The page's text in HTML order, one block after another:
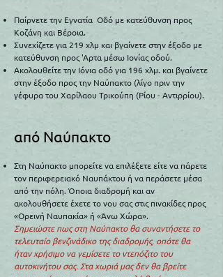
Παίρνετε την Εγνατία Οδό με κατεύθυνση προς
Κοζάνη και Βέροια.​
Συνεχίζετε για 219 χλμ και βγαίνετε στην έξοδο με
κατεύθυνση προς 'Αρτα μέσω Ιονίας οδού.
Ακολουθείτε την Ιόνια οδό για 196 χλμ. και βγαίνετε
στην έξοδο προς την Ναύπακτο (λίγο πριν την
γέφυρα του Χαρίλαου Τρικούπη (Ρίου - Αντιρρίου).
από Ναύπακτο​
Στη Ναύπακτο μπορείτε να επιλέξετε είτε να πάρετε
τον περιφερειακό Ναυπάκτου ή να περάσετε μέσα
από την πόλη. Όποια διαδρομή και αν
ακολουθήσετε έχετε το νου σας στις πινακίδες προς
«Ορεινή Ναυπακία» ή «Άνω Χώρα».
Σημειώστε πως στη Ναύπακτο θα συναντήσετε το
τελευταίο βενζινάδικο της διαδρομής, οπότε θα
ήταν χρήσιμο να γεμίσετε το ντεπόζιτο του
αυτοκινήτου σας. Στα χωριά μας δεν θα βρείτε